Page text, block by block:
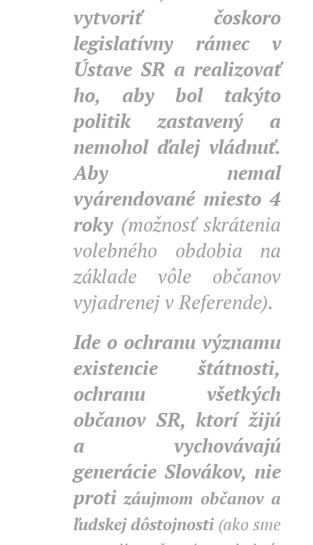
vytvoriť čoskoro
legislatívny rámec v
Ústave SR a realizovať
ho, aby bol takýto
politik zastavený a
nemohol ďalej vládnuť.
Aby nemal
vyárendované miesto 4
roky (možnosť skrátenia
volebného obdobia na
základe vôle občanov
vyjadrenej v Referende).
Ide o ochranu významu
existencie štátnosti,
ochranu všetkých
občanov SR, ktorí žijú
a vychovávajú
generácie Slovákov, nie
proti záujmom občanov a
ľudskej dôstojnosti (ako sme